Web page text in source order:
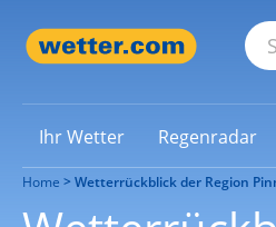
Ihr Wetter Regenradar
Home Wetterrückblick der Region